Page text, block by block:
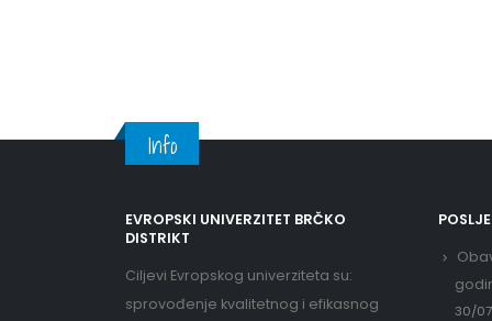
Info
EVROPSKI UNIVERZITET BRČKO
DISTRIKT
Ciljevi Evropskog univerziteta su:
sprovođenje kvalitetnog i efikasnog
30/